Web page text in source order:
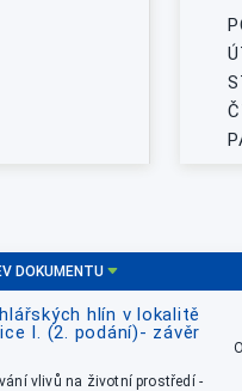
DOKUMENTU
hlín v lokalitě
I. (2. podání)- závěr
vlivů na životní prostředí -